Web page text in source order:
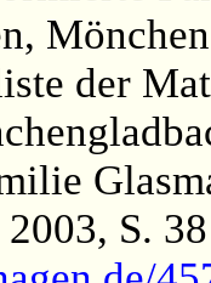
der
S. 38